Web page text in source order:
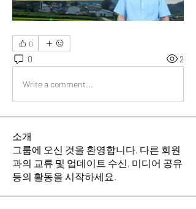
0
0 2
Write a comment...
소개
그룹에 오신 것을 환영합니다. 다른 회원
과의 교류 및 업데이트 수신, 미디어 공유
등의 활동을 시작하세요.